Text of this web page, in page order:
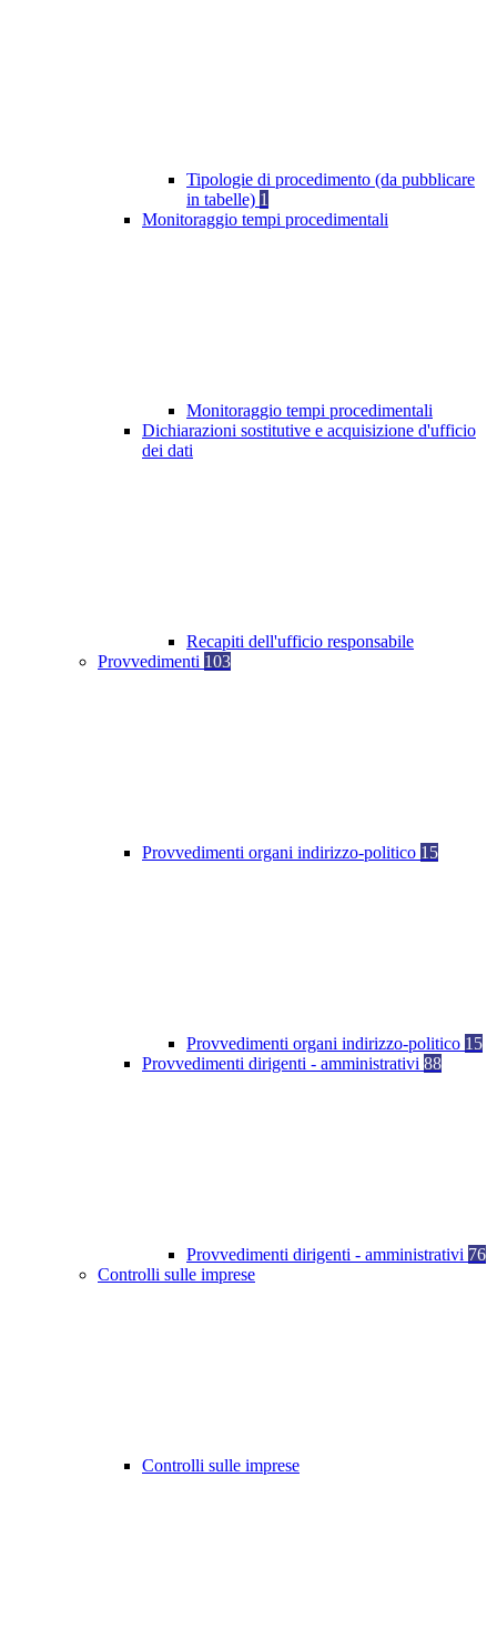
Tipologie di procedimento (da pubblicare
in tabelle) 1
Monitoraggio tempi procedimentali
Monitoraggio tempi procedimentali
Dichiarazioni sostitutive e acquisizione d'ufficio
dei dati
Recapiti dell'ufficio responsabile
Provvedimenti 103
Provvedimenti organi indirizzo-politico 15
Provvedimenti organi indirizzo-politico 15
Provvedimenti dirigenti - amministrativi 88
Provvedimenti dirigenti - amministrativi 76
Controlli sulle imprese
Controlli sulle imprese